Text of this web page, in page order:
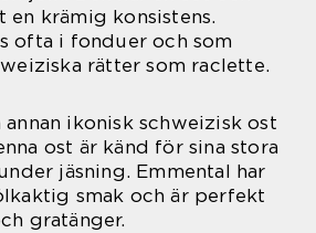
en krämig konsistens.
ofta i fonduer och som
rätter som raclette.
annan ikonisk schweizisk ost
ost är känd för sina stora
jäsning. Emmental har
smak och är perfekt
gratänger.